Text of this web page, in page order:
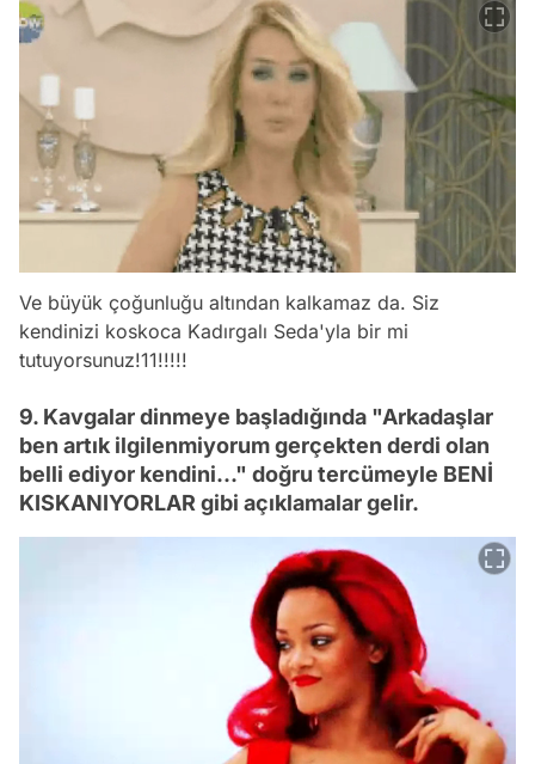
Ve büyük çoğunluğu altından kalkamaz da. Siz
kendinizi koskoca Kadırgalı Seda'yla bir mi
tutuyorsunuz!11!!!!!
9. Kavgalar dinmeye başladığında "Arkadaşlar
ben artık ilgilenmiyorum gerçekten derdi olan
belli ediyor kendini..." doğru tercümeyle BENİ
KISKANIYORLAR gibi açıklamalar gelir.